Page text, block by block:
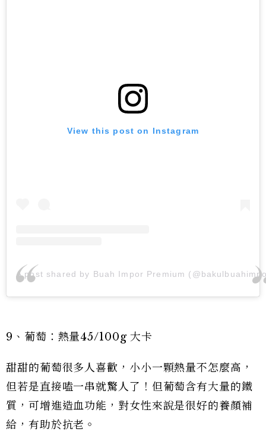
View this post on Instagram
A post shared by Buah Impor Premium
9、葡萄：熱量45/100g 大卡
甜甜的葡萄很多人喜歡，小小一顆熱量不怎麼高，
但若是直接嗑一串就驚人了！但葡萄含有大量的鐵
質，可增進造血功能，對女性來說是很好的養顏補
給，有助於抗老。